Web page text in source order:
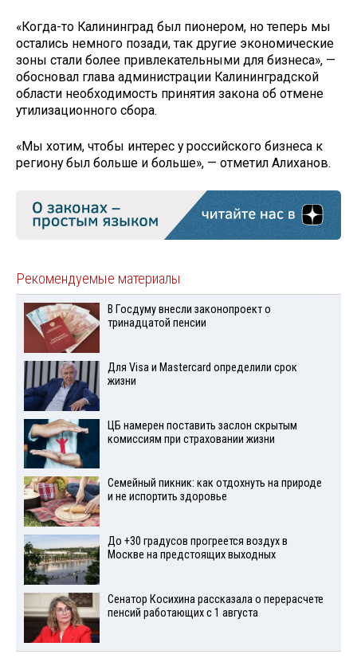
«Когда-то Калининград был пионером, но теперь мы
остались немного позади, так другие экономические
зоны стали более привлекательными для бизнеса», —
обосновал глава администрации Калининградской
области необходимость принятия закона об отмене
утилизационного сбора.
«Мы хотим, чтобы интерес у российского бизнеса к
региону был больше и больше», — отметил Алиханов.
Рекомендуемые материалы
В Госдуму внесли законопроект о
тринадцатой пенсии
Для Visа и Mastercard определили срок
жизни
ЦБ намерен поставить заслон скрытым
комиссиям при страховании жизни
Семейный пикник: как отдохнуть на природе
и не испортить здоровье
До +30 градусов прогреется воздух в
Москве на предстоящих выходных
Сенатор Косихина рассказала о перерасчете
пенсий работающих с 1 августа